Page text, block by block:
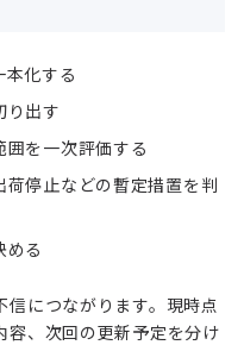
化する
り出す
を一次評価する
停止などの暫定措置を判
める
につながります。現時点
容、次回の更新予定を分け